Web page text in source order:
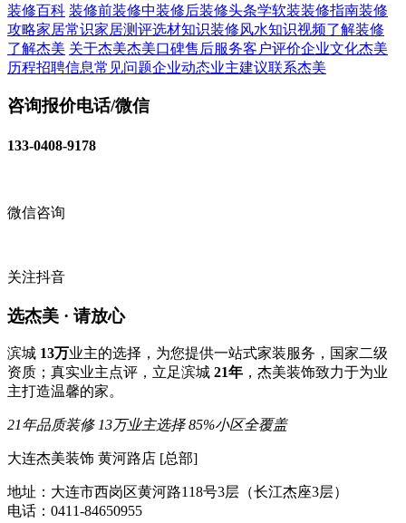
装修百科 装修前装修中装修后装修头条学软装装修指南装修
攻略家居常识家居测评选材知识装修风水知识视频了解装修
了解杰美 关于杰美杰美口碑售后服务客户评价企业文化杰美
历程招聘信息常见问题企业动态业主建议联系杰美
咨询报价电话/微信
133-0408-9178
微信咨询
关注抖音
选杰美 · 请放心
滨城 13万业主的选择，为您提供一站式家装服务，国家二级
资质；真实业主点评，立足滨城 21年 ，杰美装饰致力于为业
主打造温馨的家。
21年品质装修 13万业主选择 85%小区全覆盖
大连杰美装饰 黄河路店 [总部]
地址：大连市西岗区黄河路118号3层（长江杰座3层）
电话：0411-84650955